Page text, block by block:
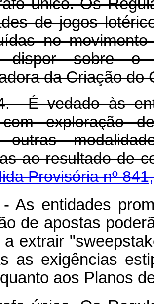
único. Os
de jogos
no
dispor sobre o
da Criação do
Évedado às
com exploração
outras
ao resultado de
Provisória nº
As entidades
de apostas
a extrair
as exigências
aos Planos